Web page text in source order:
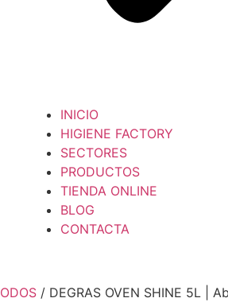
INICIO
HIGIENE FACTORY
SECTORES
PRODUCTOS
TIENDA ONLINE
BLOG
CONTACTA
/ DEGRAS OVEN SHINE 5L |